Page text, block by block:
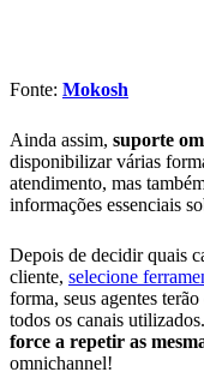
Fonte: Mokosh
Ainda assim, suporte
disponibilizar várias
atendimento, mas
informações essenciais
Depois de decidir quais
cliente, selecione
forma, seus agentes
todos os canais utilizados.
force a repetir as
omnichannel!